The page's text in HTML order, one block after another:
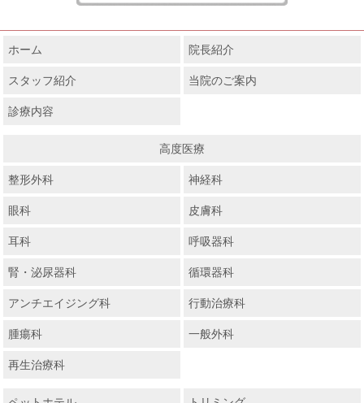
ホーム 院長紹介
スタッフ紹介 当院のご案内
診療内容
高度医療
整形外科 神経科
眼科 皮膚科
耳科 呼吸器科
腎・泌尿器科 循環器科
アンチエイジング科 行動治療科
腫瘍科 一般外科
再生治療科